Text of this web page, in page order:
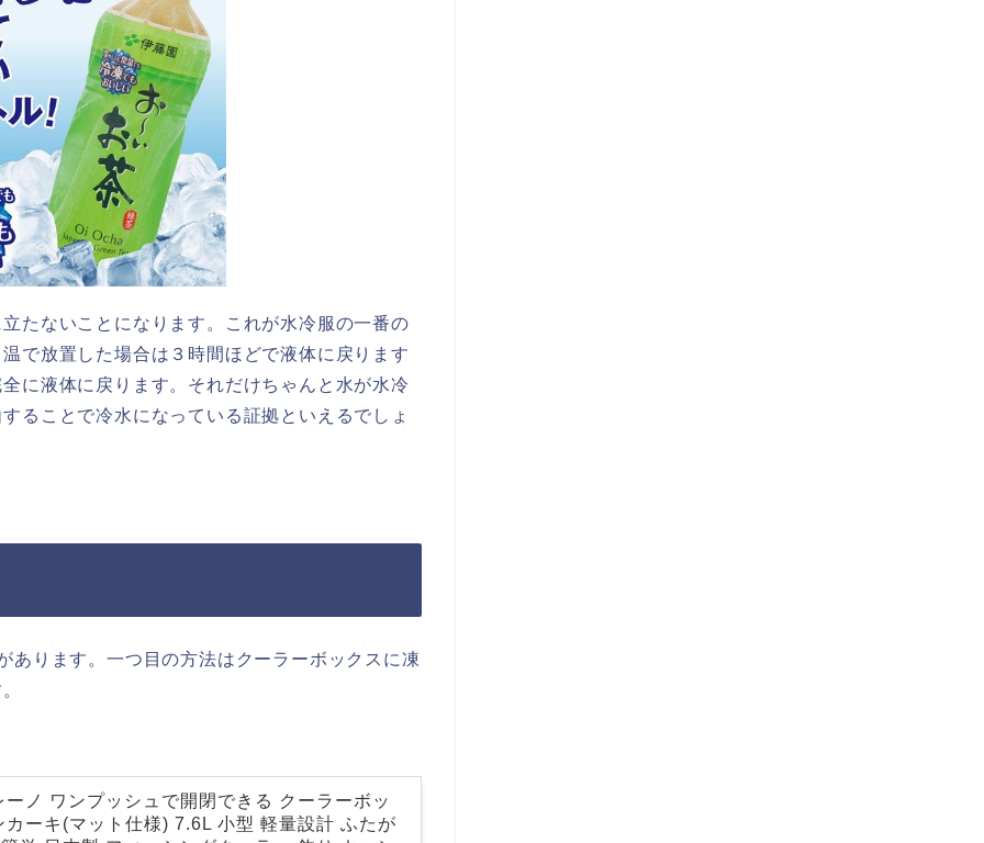
たないことになります。これが水冷服の一番の
で放置した場合は３時間ほどで液体に戻ります
に液体に戻ります。それだけちゃんと水が水冷
ることで冷水になっている証拠といえるでしょ
あります。一つ目の方法はクーラーボックスに凍
ノ ワンプッシュで開閉できる クーラーボッ
カーキ(マット仕様) 7.6L 小型 軽量設計 ふたが